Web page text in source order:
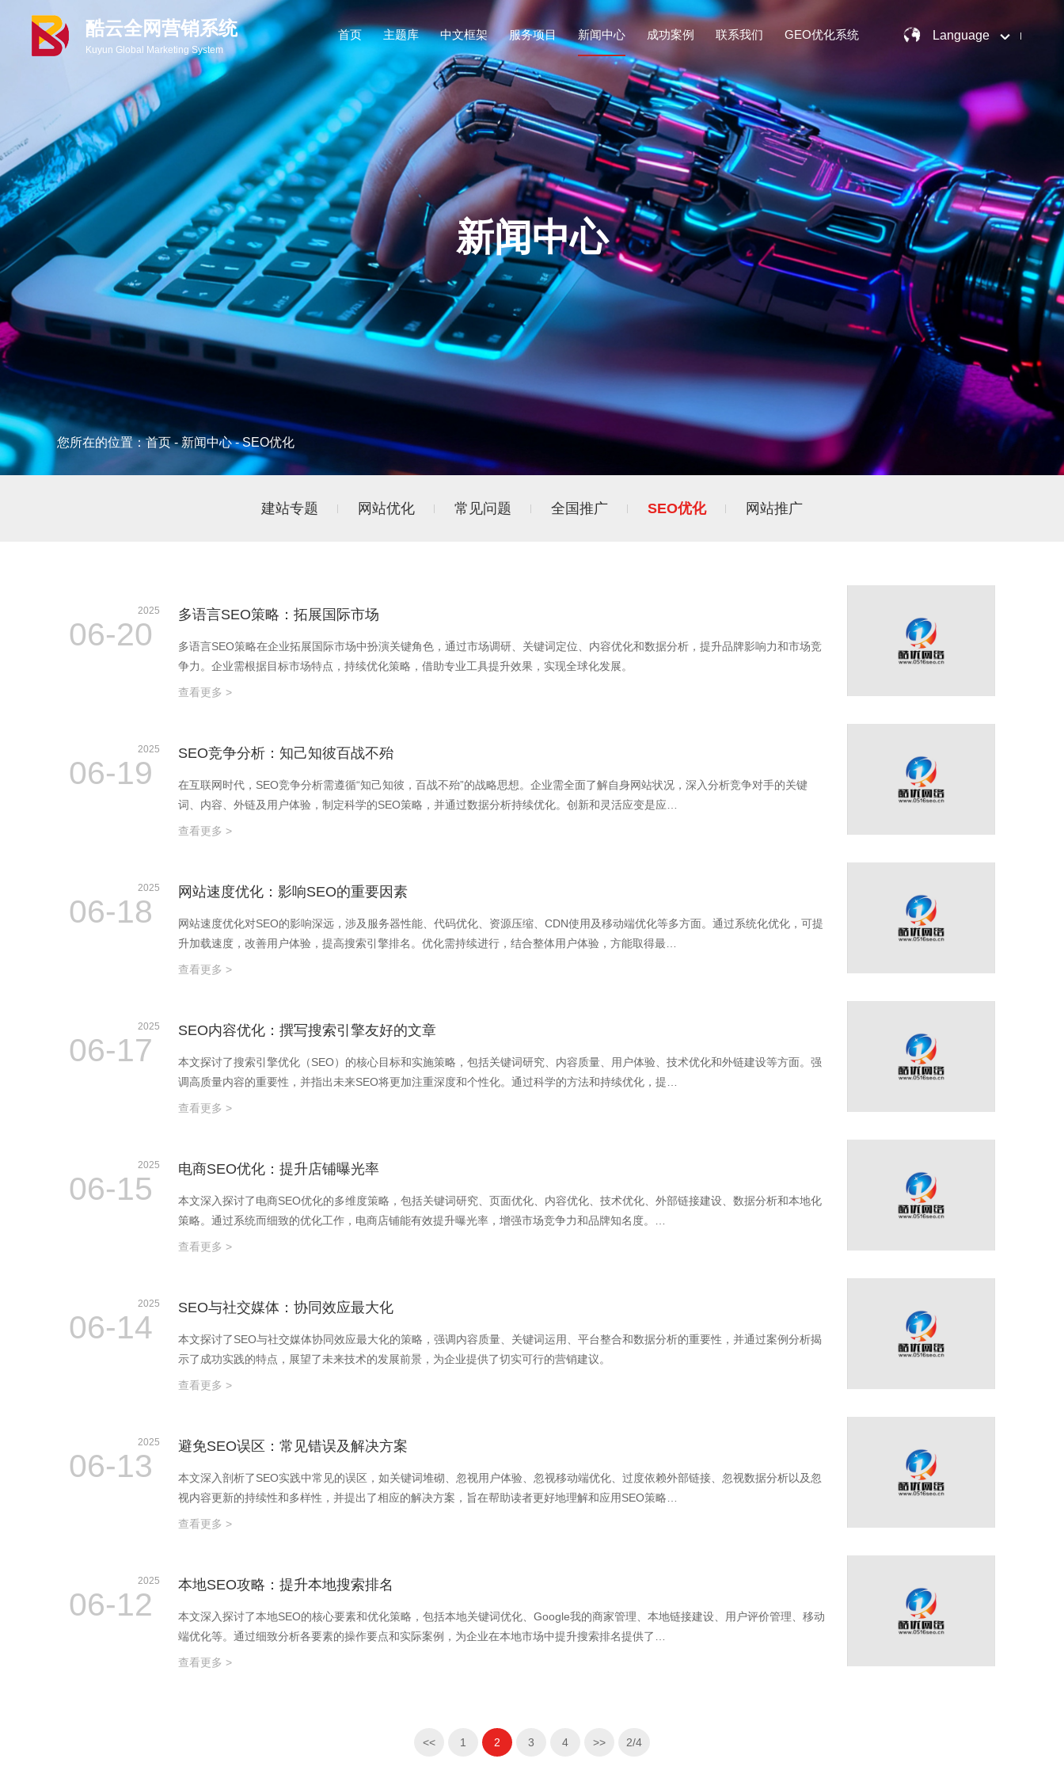
酷云全网营销系统
Kuyun Global Marketing System
首页 主题库 中文框架 服务项目 新闻中心 成功案例 联系我们 GEO优化系统 Language
新闻中心
您所在的位置：首页-新闻中心-SEO优化
建站专题 网站优化 常见问题 全国推广 SEO优化 网站推广
2025
06-20
多语言SEO策略：拓展国际市场
多语言SEO策略在企业拓展国际市场中扮演关键角色，通过市场调研、关键词定位、内容优化和数据分析，提升品牌影响力和市场竞
争力。企业需根据目标市场特点，持续优化策略，借助专业工具提升效果，实现全球化发展。
查看更多 >
2025
06-19
SEO竞争分析：知己知彼百战不殆
在互联网时代，SEO竞争分析需遵循“知己知彼，百战不殆”的战略思想。企业需全面了解自身网站状况，深入分析竞争对手的关键
词、内容、外链及用户体验，制定科学的SEO策略，并通过数据分析持续优化。创新和灵活应变是应…
查看更多 >
2025
06-18
网站速度优化：影响SEO的重要因素
网站速度优化对SEO的影响深远，涉及服务器性能、代码优化、资源压缩、CDN使用及移动端优化等多方面。通过系统化优化，可提
升加载速度，改善用户体验，提高搜索引擎排名。优化需持续进行，结合整体用户体验，方能取得最…
查看更多 >
2025
06-17
SEO内容优化：撰写搜索引擎友好的文章
本文探讨了搜索引擎优化（SEO）的核心目标和实施策略，包括关键词研究、内容质量、用户体验、技术优化和外链建设等方面。强
调高质量内容的重要性，并指出未来SEO将更加注重深度和个性化。通过科学的方法和持续优化，提…
查看更多 >
2025
06-15
电商SEO优化：提升店铺曝光率
本文深入探讨了电商SEO优化的多维度策略，包括关键词研究、页面优化、内容优化、技术优化、外部链接建设、数据分析和本地化
策略。通过系统而细致的优化工作，电商店铺能有效提升曝光率，增强市场竞争力和品牌知名度。…
查看更多 >
2025
06-14
SEO与社交媒体：协同效应最大化
本文探讨了SEO与社交媒体协同效应最大化的策略，强调内容质量、关键词运用、平台整合和数据分析的重要性，并通过案例分析揭
示了成功实践的特点，展望了未来技术的发展前景，为企业提供了切实可行的营销建议。
查看更多 >
2025
06-13
避免SEO误区：常见错误及解决方案
本文深入剖析了SEO实践中常见的误区，如关键词堆砌、忽视用户体验、忽视移动端优化、过度依赖外部链接、忽视数据分析以及忽
视内容更新的持续性和多样性，并提出了相应的解决方案，旨在帮助读者更好地理解和应用SEO策略…
查看更多 >
2025
06-12
本地SEO攻略：提升本地搜索排名
本文深入探讨了本地SEO的核心要素和优化策略，包括本地关键词优化、Google我的商家管理、本地链接建设、用户评价管理、移动
端优化等。通过细致分析各要素的操作要点和实际案例，为企业在本地市场中提升搜索排名提供了…
查看更多 >
<< 1 2 3 4 >> 2/4